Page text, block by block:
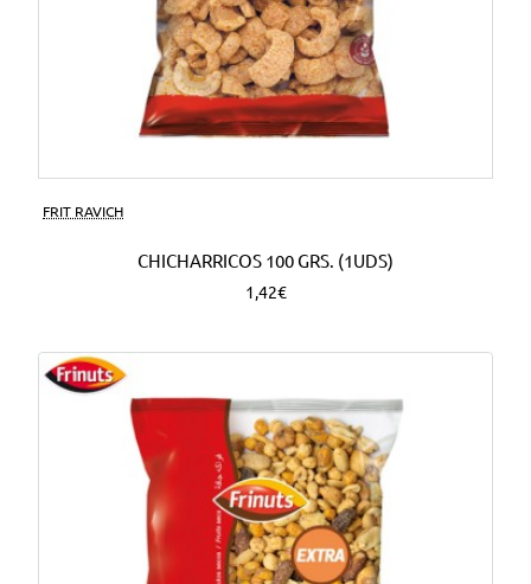
FRIT RAVICH
CHICHARRICOS 100 GRS. (1UDS)
1,42€